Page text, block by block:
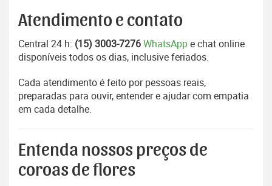
Atendimento e contato
Central 24 h: (15) 3003-7276WhatsAppe chat online
disponíveis todos os dias, inclusive feriados.
Cada atendimento é feito por pessoas reais,
preparadas para ouvir, entender e ajudar com empatia
em cada detalhe.
Entenda nossos preços de
coroas de flores